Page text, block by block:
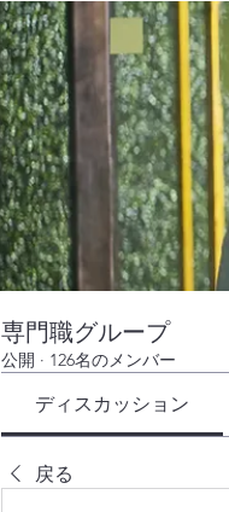
専門職グループ
公開 · 126名のメンバー
ディスカッション
戻る